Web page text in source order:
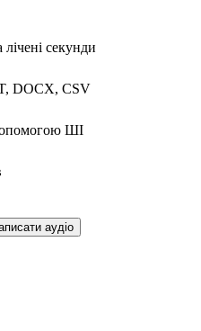
секунди
DOCX, CSV
ШІ
аудіо